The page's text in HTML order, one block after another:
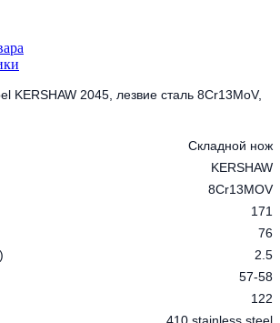
KERSHAW 2045, лезвие сталь 8Cr13MoV,
Складной нож
KERSHAW
8Cr13MOV
171
76
2.5
57-58
122